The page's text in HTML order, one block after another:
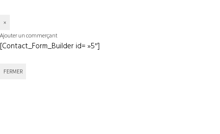
×
Ajouter un commerçant
[Contact_Form_Builder id= »5″]
FERMER